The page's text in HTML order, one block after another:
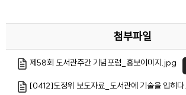
첨부파일
제58회 도서관주간 기념포럼_홍보이미지.jpg
[0412]도정위 보도자료_도서관에 기술을 입히다.hwp